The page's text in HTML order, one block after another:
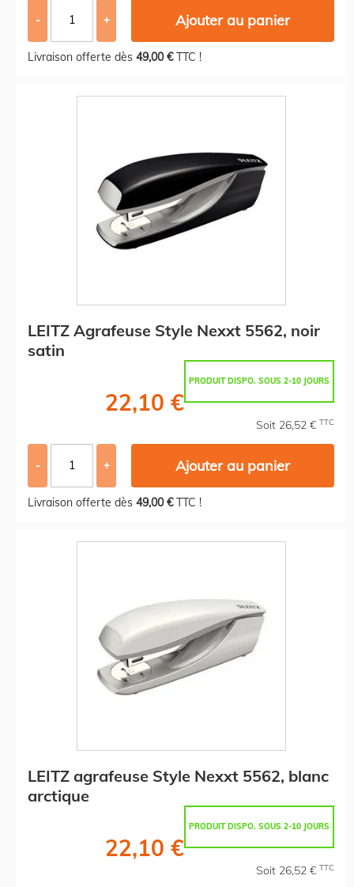
- + Ajouter au panier
Livraison offerte dès 49,00 €TTC !
LEITZ Agrafeuse Style Nexxt 5562, noir
satin
PRODUIT DISPO. SOUS 2-10 JOURS
22,10 €
Soit 26,52 € TTC
- + Ajouter au panier
Livraison offerte dès 49,00 €TTC !
LEITZ agrafeuse Style Nexxt 5562, blanc
arctique
PRODUIT DISPO. SOUS 2-10 JOURS
22,10 €
Soit 26,52 € TTC